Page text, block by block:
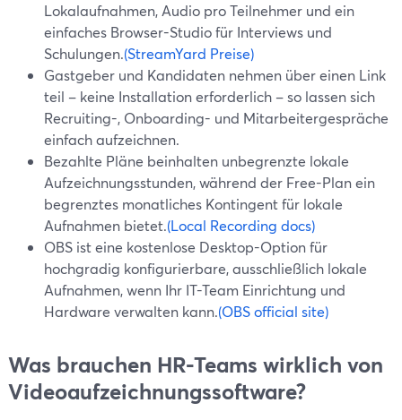
Lokalaufnahmen, Audio pro Teilnehmer und ein
einfaches Browser-Studio für Interviews und
Schulungen.(StreamYard Preise)
Gastgeber und Kandidaten nehmen über einen Link
teil – keine Installation erforderlich – so lassen sich
Recruiting-, Onboarding- und Mitarbeitergespräche
einfach aufzeichnen.
Bezahlte Pläne beinhalten unbegrenzte lokale
Aufzeichnungsstunden, während der Free-Plan ein
begrenztes monatliches Kontingent für lokale
Aufnahmen bietet.(Local Recording docs)
OBS ist eine kostenlose Desktop-Option für
hochgradig konfigurierbare, ausschließlich lokale
Aufnahmen, wenn Ihr IT-Team Einrichtung und
Hardware verwalten kann.(OBS official site)
Was brauchen HR-Teams wirklich von
Videoaufzeichnungssoftware?